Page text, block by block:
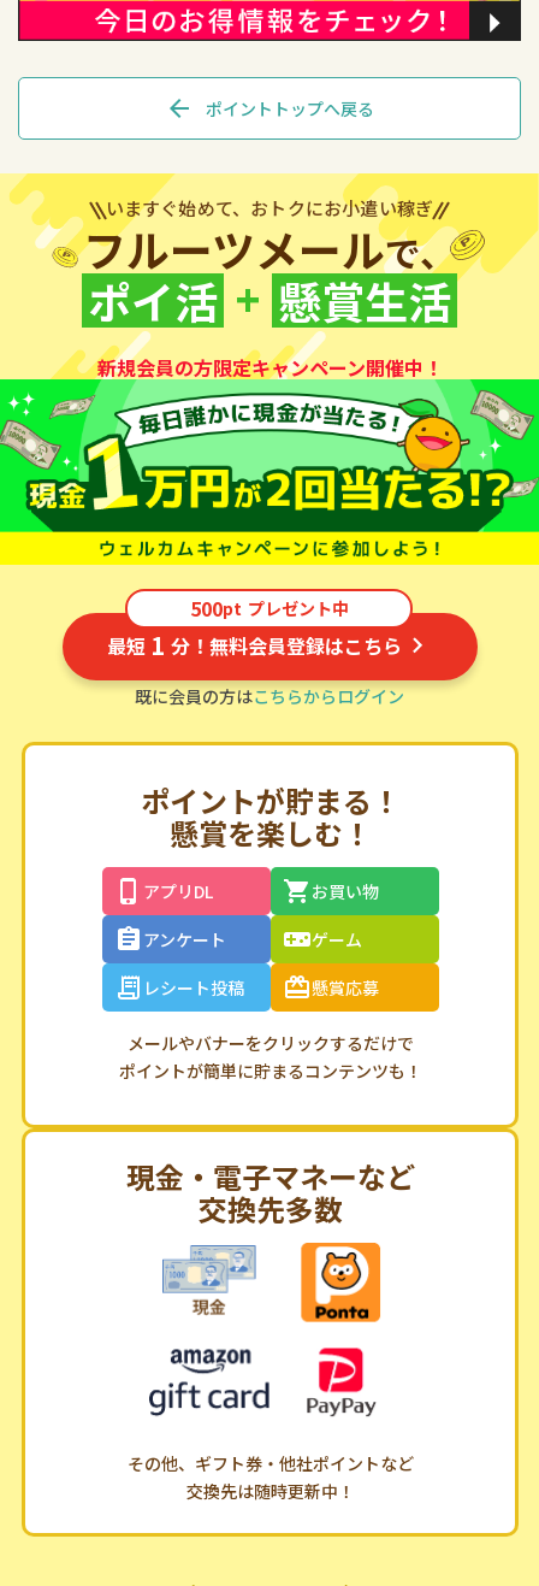
arrow_back ポイントトップへ戻る
いますぐ始めて、おトクにお小遣い稼ぎ
フルーツメールで、
ポイ活 + 懸賞生活
新規会員の方限定キャンペーン開催中！
500pt プレゼント中
最短 1 分！無料会員登録はこちら
既に会員の方はこちらからログイン
ポイントが貯まる！
懸賞を楽しむ！
アプリDL
お買い物
アンケート
ゲーム
レシート投稿
懸賞応募
メールやバナーをクリックするだけで
ポイントが簡単に貯まるコンテンツも！
現金・電子マネーなど
交換先多数
その他、ギフト券・他社ポイントなど
交換先は随時更新中！